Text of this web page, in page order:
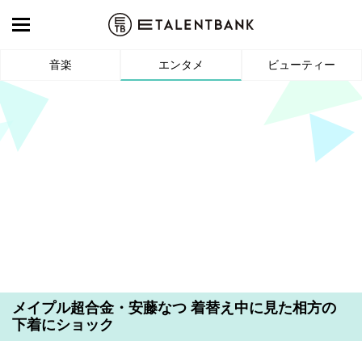
音楽 エンタメ ビューティー
メイプル超合金・安藤なつ 着替え中に見た相方の
下着にショック